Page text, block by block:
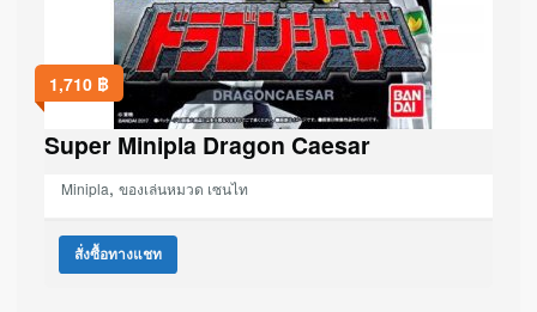
1,710 ฿
Super Minipla Dragon Caesar
Minipla, ของเล่นหมวด เซนไท
สั่งซื้อทางแชท